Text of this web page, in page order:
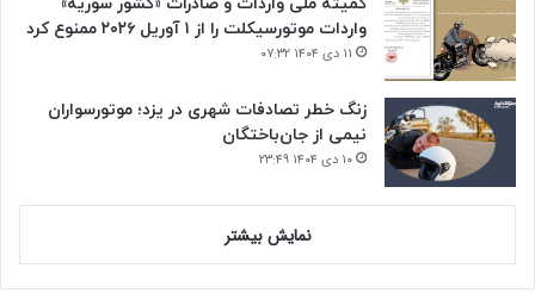
کمیته ملی واردات و صادرات «کشور سوریه»
واردات موتورسیکلت را از ۱ آوریل ۲۰۲۶ ممنوع کرد
۱۱ دی ۱۴۰۴ ۰۷:۳۲
زنگ خطر تصادفات شهری در یزد؛ موتورسواران
نیمی از جان‌باختگان
۱۰ دی ۱۴۰۴ ۲۳:۴۹
نمایش بیشتر